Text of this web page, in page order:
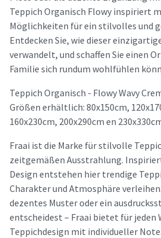
Teppich Organisch Flowy inspiriert
Möglichkeiten für ein stilvolles und
Entdecken Sie, wie dieser
verwandelt, und schaffen Sie einen
Familie sich rundum wohlfühlen
Teppich Organisch - Flowy Wavy
Größen erhältlich: 80x150cm,
160x230cm, 200x290cm en
Fraai ist die Marke für stilvolle
zeitgemäßen Ausstrahlung.
Design entstehen hier trendige
Charakter und Atmosphäre
dezentes Muster oder ein
entscheidest – Fraai bietet für jeden
Teppichdesign mit individueller